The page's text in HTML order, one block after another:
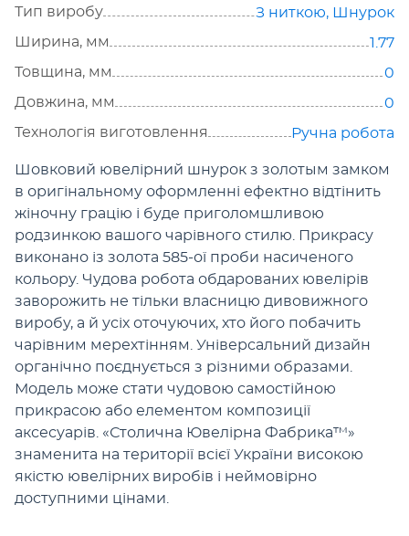
Тип виробу
З ниткою,
Шнурок
Ширина, мм
1.77
Товщина, мм
0
Довжина, мм
0
Технологія виготовлення
Ручна робота
Шовковий ювелірний шнурок з золотым замком
в оригінальному оформленні ефектно відтінить
жіночну грацію і буде приголомшливою
родзинкою вашого чарівного стилю. Прикрасу
виконано із золота 585-ої проби насиченого
кольору. Чудова робота обдарованих ювелірів
заворожить не тільки власницю дивовижного
виробу, а й усіх оточуючих, хто його побачить
чарівним мерехтінням. Універсальний дизайн
органічно поєднується з різними образами.
Модель може стати чудовою самостійною
прикрасою або елементом композиції
аксесуарів. «Столична Ювелірна Фабрика™»
знаменита на території всієї України високою
якістю ювелірних виробів і неймовірно
доступними цінами.